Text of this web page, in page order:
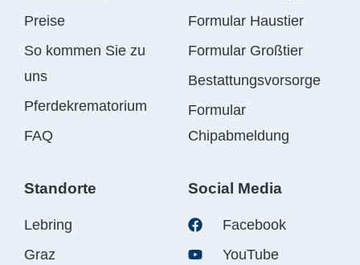
Preise
So kommen Sie zu
uns
Pferdekrematorium
FAQ
Formular Haustier
Formular Großtier
Bestattungsvorsorge
Formular
Chipabmeldung
Standorte
Lebring
Graz
Social Media
Facebook
YouTube